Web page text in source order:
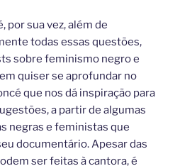
por sua vez, além de
todas essas questões,
sobre feminismo negro e
quiser se aprofundar no
que nos dá inspiração para
a partir de algumas
negras e feministas que
documentário. Apesar das
ser feitas à cantora, é